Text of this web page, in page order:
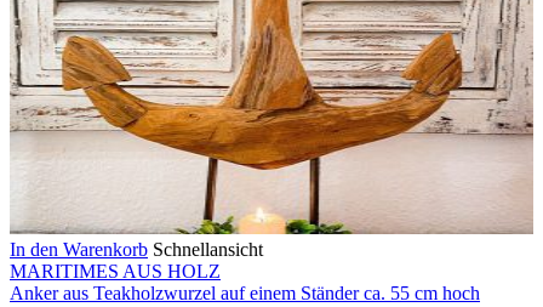
In den Warenkorb Schnellansicht
MARITIMES AUS HOLZ
Anker aus Teakholzwurzel auf einem Ständer ca. 55 cm hoch